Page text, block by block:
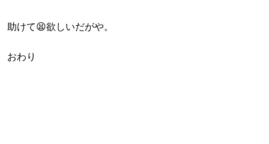
助けて😫欲しいだがや。
おわり